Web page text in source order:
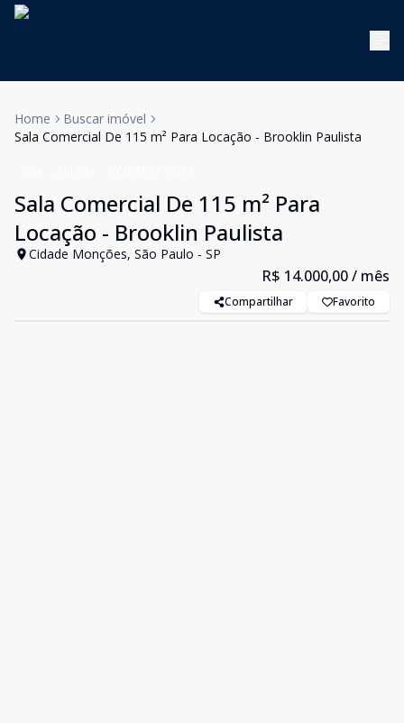
Home
Buscar imóvel
Sala Comercial De 115 m² Para Locação - Brooklin Paulista
Sala Comercial De 115 m² Para
Locação - Brooklin Paulista
Cidade Monções, São Paulo - SP
R$ 14.000,00/ mês
Compartilhar Favorito